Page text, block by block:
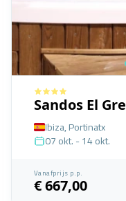
Sandos El
Ibiza, Portinatx
07 okt. - 14 okt.
Vanafprijs p.p.
€ 667,00